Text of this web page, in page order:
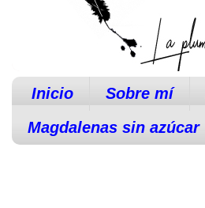
Inicio Sobre mí
Magdalenas sin azúcar